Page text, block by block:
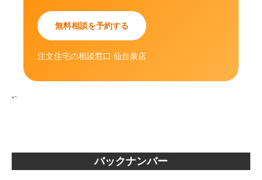
無料相談を予約する
注文住宅の相談窓口 仙台泉店
“`
バックナンバー